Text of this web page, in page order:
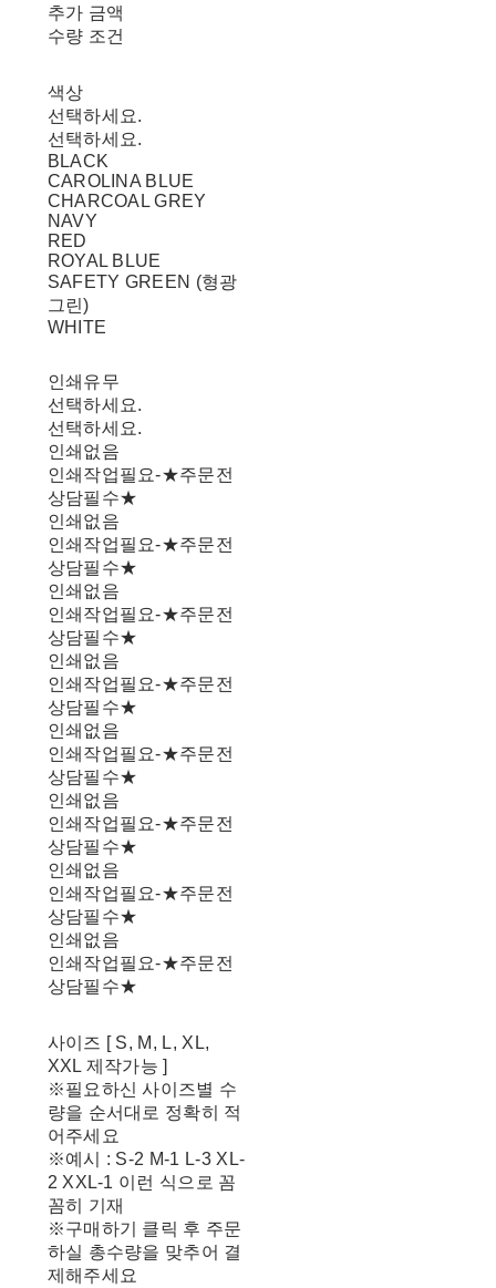
추가 금액
수량 조건
색상
선택하세요.
선택하세요.
BLACK
CAROLINA BLUE
CHARCOAL GREY
NAVY
RED
ROYAL BLUE
SAFETY GREEN (형광
그린)
WHITE
인쇄유무
선택하세요.
선택하세요.
인쇄없음
인쇄작업필요-★주문전
상담필수★
인쇄없음
인쇄작업필요-★주문전
상담필수★
인쇄없음
인쇄작업필요-★주문전
상담필수★
인쇄없음
인쇄작업필요-★주문전
상담필수★
인쇄없음
인쇄작업필요-★주문전
상담필수★
인쇄없음
인쇄작업필요-★주문전
상담필수★
인쇄없음
인쇄작업필요-★주문전
상담필수★
인쇄없음
인쇄작업필요-★주문전
상담필수★
사이즈 [ S, M, L, XL,
XXL 제작가능 ]
※필요하신 사이즈별 수
량을 순서대로 정확히 적
어주세요
※예시 : S-2 M-1 L-3 XL-
2 XXL-1 이런 식으로 꼼
꼼히 기재
※구매하기 클릭 후 주문
하실 총수량을 맞추어 결
제해주세요